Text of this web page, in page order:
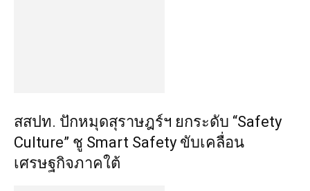
สสปท. ปักหมุดสุราษฎร์ฯ ยกระดับ “Safety
Culture” ชู Smart Safety ขับเคลื่อน
เศรษฐกิจภาคใต้